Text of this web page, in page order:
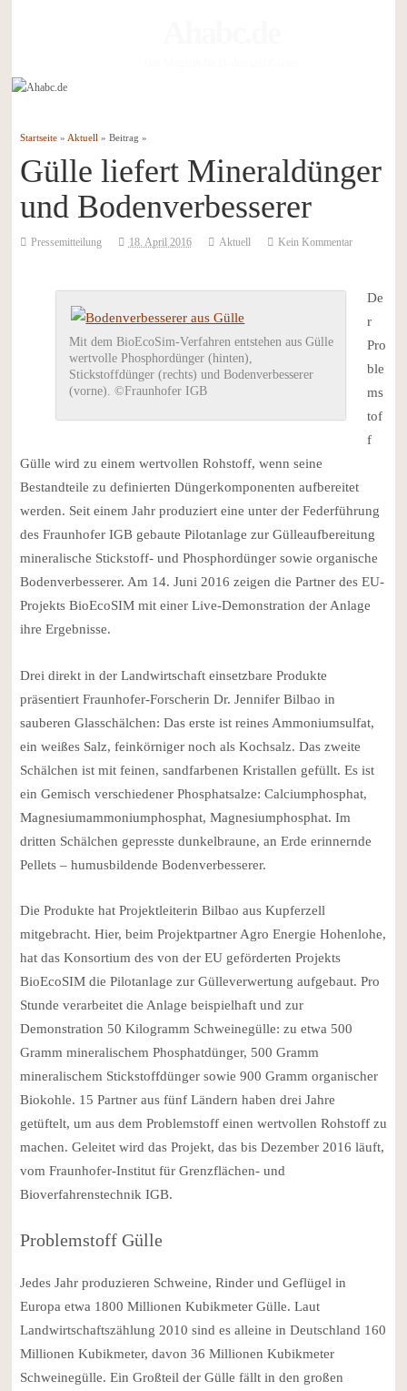
Startseite» Aktuell» Beitrag »
Gülle liefert Mineraldünger
und Bodenverbesserer
Pressemitteilung 18. April 2016 Aktuell Kein Kommentar
Mit dem BioEcoSim-Verfahren entstehen aus Gülle
wertvolle Phosphordünger (hinten),
Stickstoffdünger (rechts) und Bodenverbesserer
(vorne). ©Fraunhofer IGB
De
r
Pro
ble
ms
tof
f
Gülle wird zu einem wertvollen Rohstoff, wenn seine
Bestandteile zu definierten Düngerkomponenten aufbereitet
werden. Seit einem Jahr produziert eine unter der Federführung
des Fraunhofer IGB gebaute Pilotanlage zur Gülleaufbereitung
mineralische Stickstoff- und Phosphordünger sowie organische
Bodenverbesserer. Am 14. Juni 2016 zeigen die Partner des EU-
Projekts BioEcoSIM mit einer Live-Demonstration der Anlage
ihre Ergebnisse.
Drei direkt in der Landwirtschaft einsetzbare Produkte
präsentiert Fraunhofer-Forscherin Dr. Jennifer Bilbao in
sauberen Glasschälchen: Das erste ist reines Ammoniumsulfat,
ein weißes Salz, feinkörniger noch als Kochsalz. Das zweite
Schälchen ist mit feinen, sandfarbenen Kristallen gefüllt. Es ist
ein Gemisch verschiedener Phosphatsalze: Calciumphosphat,
Magnesiumammoniumphosphat, Magnesiumphosphat. Im
dritten Schälchen gepresste dunkelbraune, an Erde erinnernde
Pellets – humusbildende Bodenverbesserer.
Die Produkte hat Projektleiterin Bilbao aus Kupferzell
mitgebracht. Hier, beim Projektpartner Agro Energie Hohenlohe,
hat das Konsortium des von der EU geförderten Projekts
BioEcoSIM die Pilotanlage zur Gülleverwertung aufgebaut. Pro
Stunde verarbeitet die Anlage beispielhaft und zur
Demonstration 50 Kilogramm Schweinegülle: zu etwa 500
Gramm mineralischem Phosphatdünger, 500 Gramm
mineralischem Stickstoffdünger sowie 900 Gramm organischer
Biokohle. 15 Partner aus fünf Ländern haben drei Jahre
getüftelt, um aus dem Problemstoff einen wertvollen Rohstoff zu
machen. Geleitet wird das Projekt, das bis Dezember 2016 läuft,
vom Fraunhofer-Institut für Grenzflächen- und
Bioverfahrenstechnik IGB.
Problemstoff Gülle
Jedes Jahr produzieren Schweine, Rinder und Geflügel in
Europa etwa 1800 Millionen Kubikmeter Gülle. Laut
Landwirtschaftszählung 2010 sind es alleine in Deutschland 160
Millionen Kubikmeter, davon 36 Millionen Kubikmeter
Schweinegülle. Ein Großteil der Gülle fällt in den großen